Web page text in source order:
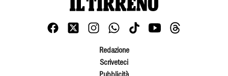
Redazione
Scriveteci